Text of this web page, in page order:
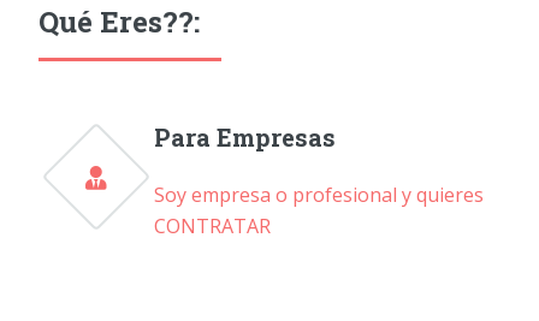
Qué Eres??:
Para Empresas
Soy empresa o profesional y quieres
CONTRATAR